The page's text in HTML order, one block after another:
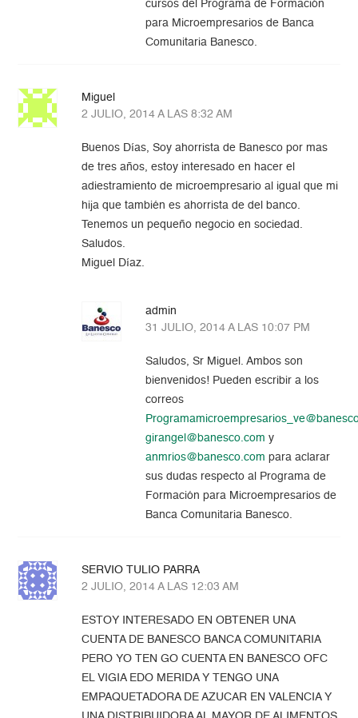
cursos del Programa de Formación
para Microempresarios de Banca
Comunitaria Banesco.
Miguel
2 JULIO, 2014 A LAS 8:32 AM
Buenos Días, Soy ahorrista de Banesco por mas
de tres años, estoy interesado en hacer el
adiestramiento de microempresario al igual que mi
hija que también es ahorrista de del banco.
Tenemos un pequeño negocio en sociedad.
Saludos.
Miguel Díaz.
admin
31 JULIO, 2014 A LAS 10:07 PM
Saludos, Sr Miguel. Ambos son
bienvenidos! Pueden escribir a los
correos
girangel@banesco.com y
anmrios@banesco.com para aclarar
sus dudas respecto al Programa de
Formación para Microempresarios de
Banca Comunitaria Banesco.
SERVIO TULIO PARRA
2 JULIO, 2014 A LAS 12:03 AM
ESTOY INTERESADO EN OBTENER UNA
CUENTA DE BANESCO BANCA COMUNITARIA
PERO YO TEN GO CUENTA EN BANESCO OFC
EL VIGIA EDO MERIDA Y TENGO UNA
EMPAQUETADORA DE AZUCAR EN VALENCIA Y